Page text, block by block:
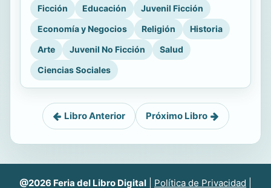
Ficción Educación
Juvenil Ficción
Economía y Negocios
Religión
Historia
Arte
Juvenil No Ficción
Salud
Ciencias Sociales
Libro Anterior Próximo Libro
@2026 Feria del Libro Digital Política de Privacidad